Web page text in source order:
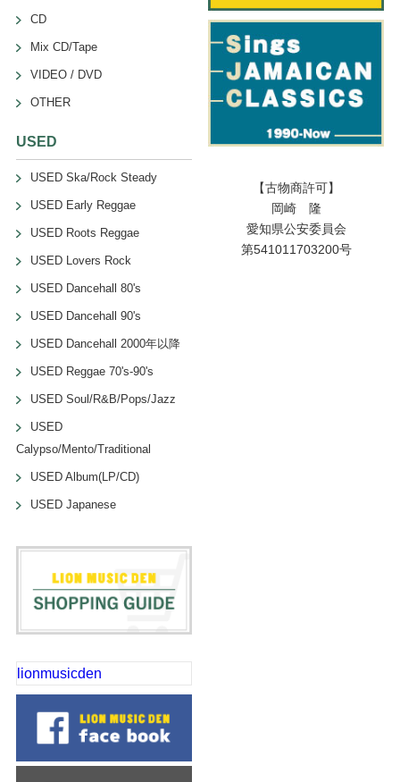
CD
Mix CD/Tape
VIDEO / DVD
OTHER
USED
USED Ska/Rock Steady
USED Early Reggae
USED Roots Reggae
USED Lovers Rock
USED Dancehall 80's
USED Dancehall 90's
USED Dancehall 2000年以降
USED Reggae 70's-90's
USED Soul/R&B/Pops/Jazz
USED
Calypso/Mento/Traditional
USED Album(LP/CD)
USED Japanese
lionmusicden
【古物商許可】
岡崎 隆
愛知県公安委員会
第541011703200号